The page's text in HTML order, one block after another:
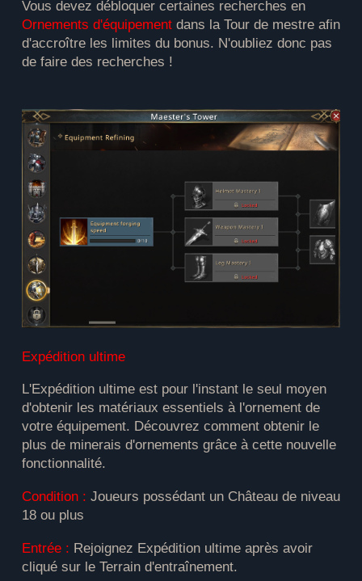
Vous devez débloquer certaines recherches en
Ornements d'équipementdans la Tour de mestre afin
d'accroître les limites du bonus. N'oubliez donc pas
de faire des recherches !
Expédition ultime
L'Expédition ultime est pour l'instant le seul moyen
d'obtenir les matériaux essentiels à l'ornement de
votre équipement. Découvrez comment obtenir le
plus de minerais d'ornements grâce à cette nouvelle
fonctionnalité.
Condition : Joueurs possédant un Château de niveau
18 ou plus
Entrée : Rejoignez Expédition ultime après avoir
cliqué sur le Terrain d'entraînement.